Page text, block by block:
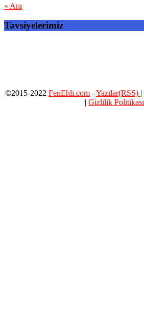
« Ara
Tavsiyelerimiz
©2015-2022 FenEhli.com -Yazılar(RSS) |
| Gizlilik Politikası